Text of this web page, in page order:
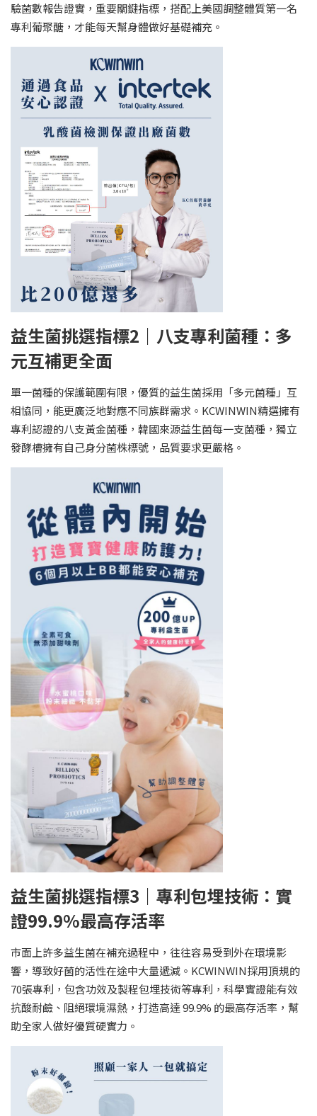
驗菌數報告證實，重要關鍵指標，搭配上美國調整體質第一名
專利葡聚醣，才能每天幫身體做好基礎補充。
益生菌挑選指標2｜八支專利菌種：多
元互補更全面
單一菌種的保護範圍有限，優質的益生菌採用「多元菌種」互
相協同，能更廣泛地對應不同族群需求。KCWINWIN精選擁有
專利認證的八支黃金菌種，韓國來源益生菌每一支菌種，獨立
發酵槽擁有自己身分菌株標號，品質要求更嚴格。
益生菌挑選指標3｜專利包埋技術：實
證99.9%最高存活率
市面上許多益生菌在補充過程中，往往容易受到外在環境影
響，導致好菌的活性在途中大量遞減。KCWINWIN採用頂規的
70張專利，包含功效及製程包埋技術等專利，科學實證能有效
抗酸耐鹼、阻絕環境濕熱，打造高達 99.9% 的最高存活率，幫
助全家人做好優質硬實力。